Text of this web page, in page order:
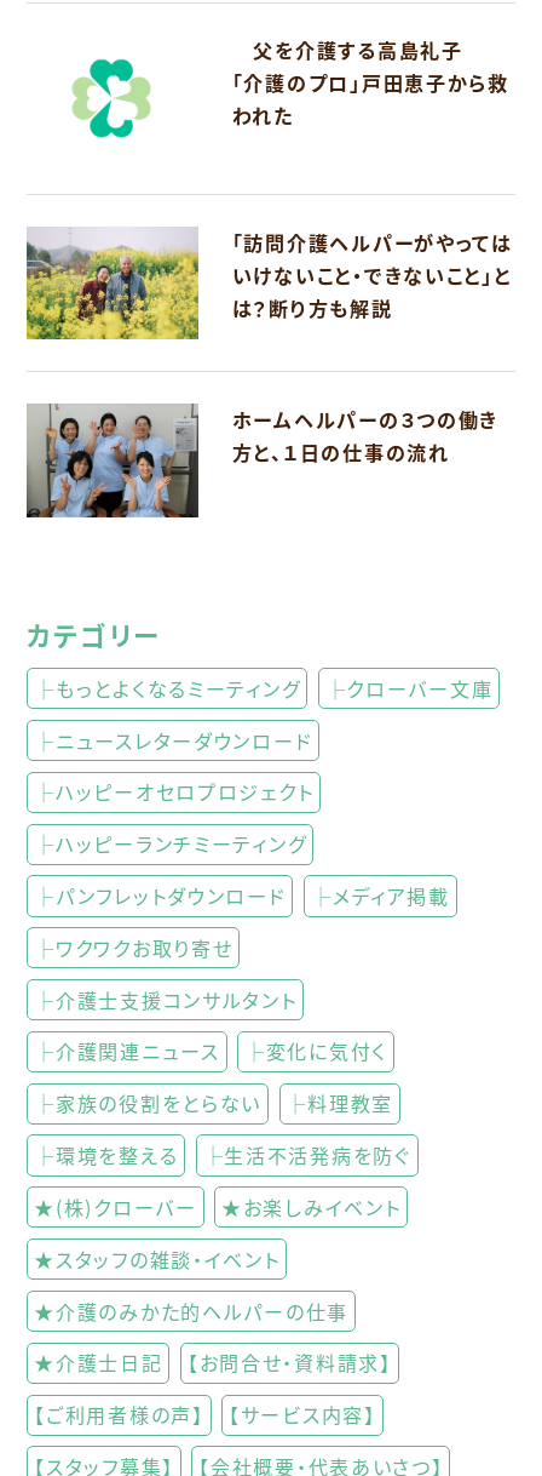
父を介護する高島礼子
「介護のプロ」戸田恵子から救
われた
「訪問介護ヘルパーがやっては
いけないこと・できないこと」と
は？断り方も解説
ホームヘルパーの３つの働き
方と、１日の仕事の流れ
カテゴリー
├もっとよくなるミーティング
├クローバー文庫
├ニュースレターダウンロード
├ハッピーオセロプロジェクト
├ハッピーランチミーティング
├パンフレットダウンロード
├メディア掲載
├ワクワクお取り寄せ
├介護士支援コンサルタント
├介護関連ニュース
├変化に気付く
├家族の役割をとらない
├料理教室
├環境を整える
├生活不活発病を防ぐ
★(株)クローバー
★お楽しみイベント
★スタッフの雑談・イベント
★介護のみかた的ヘルパーの仕事
★介護士日記
【お問合せ・資料請求】
【ご利用者様の声】
【サービス内容】
【スタッフ募集】
【会社概要・代表あいさつ】